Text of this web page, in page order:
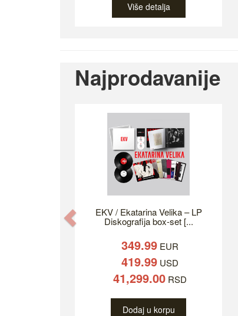
Više detalja
Najprodavanije
EKV / Ekatarina Velika – LP
Diskografija box-set [...
349.99 EUR
419.99 USD
41,299.00 RSD
Dodaj u korpu
Previous